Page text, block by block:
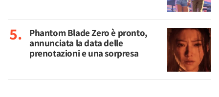
Phantom Blade Zero è pronto,
annunciata la data delle
prenotazioni e una sorpresa